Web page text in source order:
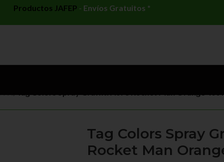
Productos JAFEP - Envíos Gratuitos *
Tag Colors Spray
Rocket Man